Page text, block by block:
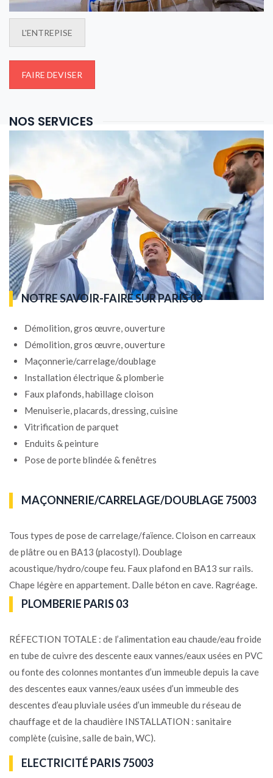
L'ENTREPISE
FAIRE DEVISER
NOS SERVICES
NOTRE SAVOIR-FAIRE SUR PARIS 03
Démolition, gros œuvre, ouverture
Démolition, gros œuvre, ouverture
Maçonnerie/carrelage/doublage
Installation électrique & plomberie
Faux plafonds, habillage cloison
Menuiserie, placards, dressing, cuisine
Vitrification de parquet
Enduits & peinture
Pose de porte blindée & fenêtres
MAÇONNERIE/CARRELAGE/DOUBLAGE 75003
Tous types de pose de carrelage/faïence. Cloison en carreaux
de plâtre ou en BA13 (placostyl). Doublage
acoustique/hydro/coupe feu. Faux plafond en BA13 sur rails.
Chape légère en appartement. Dalle béton en cave. Ragréage.
PLOMBERIE PARIS 03
RÉFECTION TOTALE : de l’alimentation eau chaude/eau froide
en tube de cuivre des descente eaux vannes/eaux usées en PVC
ou fonte des colonnes montantes d’un immeuble depuis la cave
des descentes eaux vannes/eaux usées d’un immeuble des
descentes d’eau pluviale usées d’un immeuble du réseau de
chauffage et de la chaudière INSTALLATION : sanitaire
complète (cuisine, salle de bain, WC).
ELECTRICITÉ PARIS 75003